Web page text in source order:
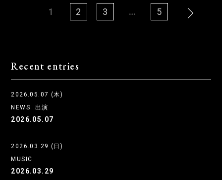
1 2 3 … 5
Recent entries
2026.05.07 (木)
NEWS
出演
2026.05.07
2026.03.29 (日)
MUSIC
2026.03.29